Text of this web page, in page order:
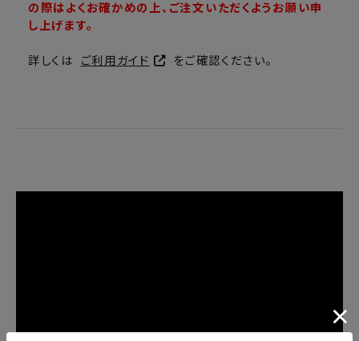
の際はよくお確かめの上、ご注文いただくようお願い申
し上げます。
詳しくは ご利用ガイド をご確認ください。